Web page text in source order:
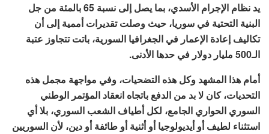
يد نظام الإجرام الأسدي، بما يصل إلى نسبة 65 بالمئة من جل
البنية التحتية في سوريا، حيث وصلت تقديرات أممية إلى أن
تكاليف إعادة الإعمار في الجغرافيا السورية، باتت تتجاوز عتبة
الـ500 مليار دولار في حدها الأدنى.
أمام هذا المشهد وكل هذه التضحيات، وفي مواجهة مجمل هذه
التحديات، كان لا بد من الدفع باتجاه انعقاد المؤتمر الوطني
السوري الحواري الجامع، لكل أطياف الشعب السوري، بلا أي
استثناء لطيف أو أيديولوجيا أو أثنية أو طائفة أو دين، لأن السوريين